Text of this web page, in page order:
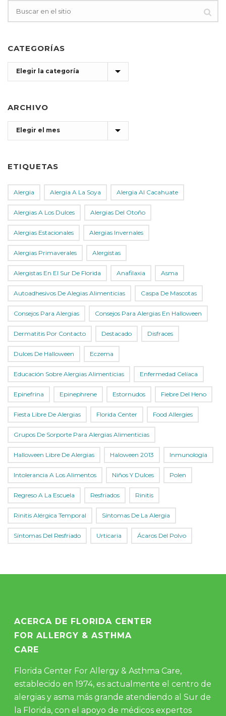
CATEGORÍAS
Categorías
ARCHIVO
Archivo
ETIQUETAS
Alergia Alergia A La Soya Alergia Al Cacahuate
Alergias A Los Dulces Alergias Del Otoño
Alergias Estacionales Alergias Invernales
Alergias Primaverales Alergistas
Alergistas En El Sur De Florida Anafilaxia Asma
Autoadhesivos De Alegias Alimenticias Caspa De Mascotas
Consejos Para Alergias Consejos Para Alergias En Halloween
Dermatitis Por Contacto Destacado Disfraces
Dulces De Halloween Eczema
Educación Sobre Alergias Alimenticias Enfermedad Celíaca
Epinefrina Epinephrene Estornudos Fiebre Del Heno
Fiesta Libre De Alergias Florida Center Food Allergies
Grupos De Sorporte Para Alergias Alimenticias
Halloween Libre De Alergias Haloween 2013 Inmunología
Intolerancia A Los Alimentos Niños Y Dulces Polen
Regreso A La Escuela Resfriados Rinitis
Rinitis Alérgica Temporal Síntomas De La Alergia
Síntomas Del Resfriado Urticaria Ácaros Del Polvo
ACERCA DE FLORIDA CENTER
FOR ALLERGY & ASTHMA
CARE
Florida Center For Allergy & Asthma Care,
establecido en 1974, es actualmente el centro de
alergias y asma más grande atendiendo al Sur de
la Florida, con el apoyo de médicos expertos